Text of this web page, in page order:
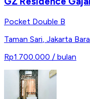
Pocket Double B
Taman Sari, Jakarta
Rp1.700.000 / bulan